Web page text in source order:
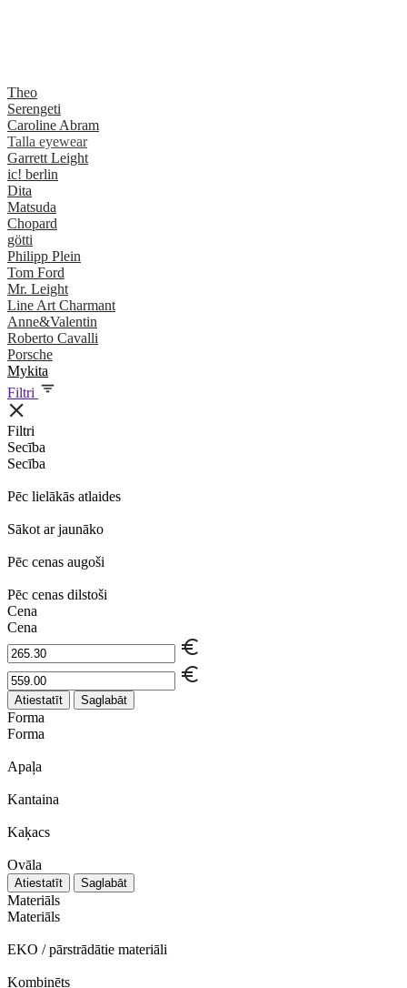
Theo
Serengeti
Caroline Abram
Talla eyewear
Garrett Leight
ic! berlin
Dita
Matsuda
Chopard
götti
Philipp Plein
Tom Ford
Mr. Leight
Line Art Charmant
Anne&Valentin
Roberto Cavalli
Porsche
Mykita
Filtri
Filtri
Secība
Secība
Pēc lielākās atlaides
Sākot ar jaunāko
Pēc cenas augoši
Pēc cenas dilstoši
Cena
Cena
Atiestatīt Saglabāt
Forma
Forma
Apaļa
Kantaina
Kaķacs
Ovāla
Atiestatīt Saglabāt
Materiāls
Materiāls
EKO / pārstrādātie materiāli
Kombinēts